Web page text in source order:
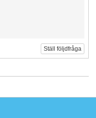
Ställ följdfråga